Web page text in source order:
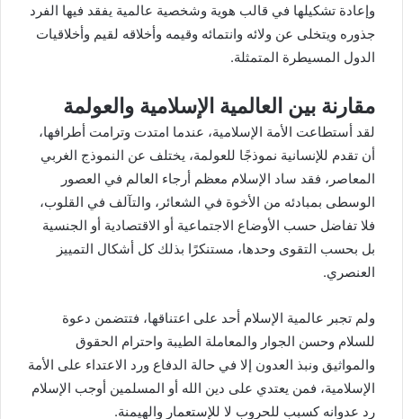
وإعادة تشكيلها في قالب هوية وشخصية عالمية يفقد فيها الفرد
جذوره ويتخلى عن ولائه وانتمائه وقيمه وأخلاقه لقيم وأخلاقيات
الدول المسيطرة المتمثلة.
مقارنة بين العالمية الإسلامية والعولمة
لقد أستطاعت الأمة الإسلامية، عندما امتدت وترامت أطرافها،
أن تقدم للإنسانية نموذجًا للعولمة، يختلف عن النموذج الغربي
المعاصر، فقد ساد الإسلام معظم أرجاء العالم في العصور
الوسطى بمبادئه من الأخوة في الشعائر، والتآلف في القلوب،
فلا تفاضل حسب الأوضاع الاجتماعية أو الاقتصادية أو الجنسية
بل بحسب التقوى وحدها، مستنكرًا بذلك كل أشكال التمييز
العنصري.
ولم تجبر عالمية الإسلام أحد على اعتناقها، فتتضمن دعوة
للسلام وحسن الجوار والمعاملة الطيبة واحترام الحقوق
والمواثيق ونبذ العدون إلا في حالة الدفاع ورد الاعتداء على الأمة
الإسلامية، فمن يعتدي على دين الله أو المسلمين أوجب الإسلام
رد عدوانه كسبب للحروب لا للإستعمار والهيمنة.